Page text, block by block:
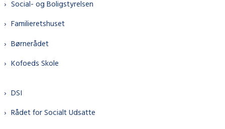
Social- og Boligstyrelsen
Familieretshuset
Børnerådet
Kofoeds Skole
DSI
Rådet for Socialt Udsatte